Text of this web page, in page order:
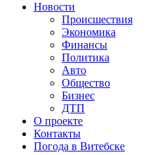
Новости
Происшествия
Экономика
Финансы
Политика
Авто
Общество
Бизнес
ДТП
О проекте
Контакты
Погода в Витебске